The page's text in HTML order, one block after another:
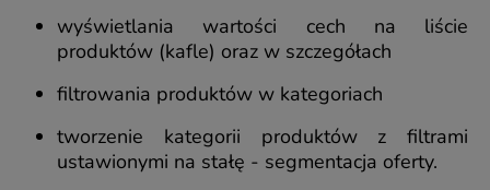
wyświetlania wartości cech na liście
produktów (kafle) oraz w szczegółach
filtrowania produktów w kategoriach
tworzenie kategorii produktów z filtrami
ustawionymi na stałę - segmentacja oferty.